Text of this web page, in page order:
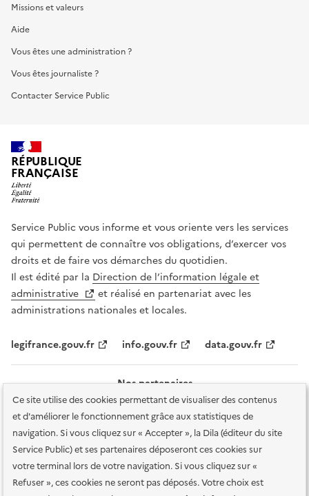
Ce site utilise des cookies permettant de visualiser des contenus
et d'améliorer le fonctionnement grâce aux statistiques de
navigation. Si vous cliquez sur « Accepter », la Dila (éditeur du site
Service Public) et ses partenaires déposeront ces cookies sur
votre terminal lors de votre navigation. Si vous cliquez sur «
Refuser », ces cookies ne seront pas déposés. Votre choix est
Missions et valeurs
Aide
Vous êtes une administration ?
Vous êtes journaliste ?
Contacter Service Public
RÉPUBLIQUE
FRANÇAISE
Service Public vous informe et vous oriente vers les services
qui permettent de connaître vos obligations, d’exercer vos
droits et de faire vos démarches du quotidien.
Il est édité par la Direction de l’information légale et
administrative
et réalisé en partenariat avec les
administrations nationales et locales.
legifrance.gouv.fr info.gouv.fr data.gouv.fr
Nos partenaires
Plan du site Accessibilité : totalement conforme
Accessibilité des